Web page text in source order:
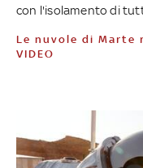
con l'isolamento di
Le nuvole di Marte riprese dal rover Curiosity.
VIDEO